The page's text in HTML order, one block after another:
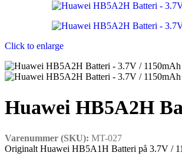
Click to enlarge
Huawei HB5A2H
Varenummer (SKU): MT-027
Originalt Huawei HB5A1H Batteri på 3.7V /